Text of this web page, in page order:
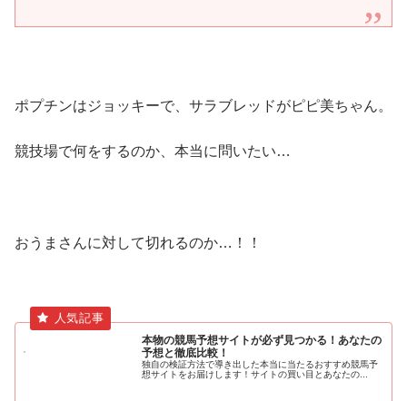
ポプチンはジョッキーで、サラブレッドがピピ美ちゃん。
競技場で何をするのか、本当に問いたい…
おうまさんに対して切れるのか…！！
本物の競馬予想サイトが必ず見つかる！あなたの
予想と徹底比較！
独自の検証方法で導き出した本当に当たるおすすめ競馬予
想サイトをお届けします！サイトの買い目とあなたの...